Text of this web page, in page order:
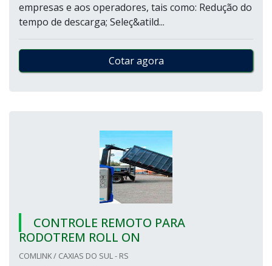
empresas e aos operadores, tais como: Redução do
tempo de descarga; Seleç&atild...
Cotar agora
CONTROLE REMOTO PARA
RODOTREM ROLL ON
COMLINK / CAXIAS DO SUL - RS